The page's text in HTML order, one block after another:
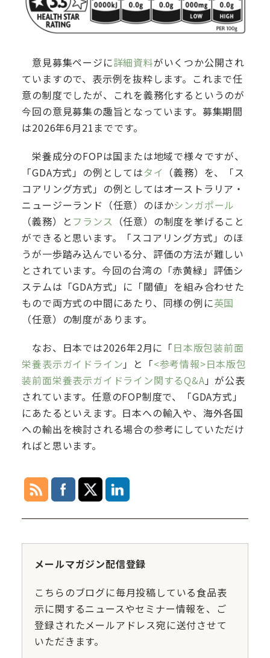
意見募集ページに詳細資料がいくつか公開され
ていますので、表示例を抜粋します。これまで任
意の制度でしたが、これを義務化するというのが
今回の意見募集の趣旨となっています。募集期間
は2026年6月21までです。
栄養成分のFOPは国または地域で様々ですが、
「GDA方式」の例としてはタイ （義務）を、「ス
コアリング方式」の例としてはオーストラリア・
ニュージーランド（任意）のほかシンガポール
（義務）と フランス （任意）の制度を挙げること
ができると思います。「スコアリング方式」のほ
うが一歩踏み込んでいる分、評価の方法が難しい
とされています。今回の台湾の「赤黄緑」評価シ
ステムは「GDA方式」に「閾値」を組み合わせた
もので両方式の中間にあたり、同様の例に英国
（任意）の制度があります。
なお、日本では2026年2月に「日本版包装前面
栄養表示ガイドライン 」と「<参考情報>日本版包
装前面栄養表示ガイドライン関するQ&A 」が公表
されています。任意のFOP制度で、「GDA方式」
にあたるといえます。日本への輸入や、海外各国
への輸出を検討される場合の参考にしていただけ
ればと思います。
メールマガジン配信登録
こちらのブログに毎月投稿している食品表
示に関するニュースやセミナー情報を、ご
登録されたメールアドレス宛に送付させて
いただきます。